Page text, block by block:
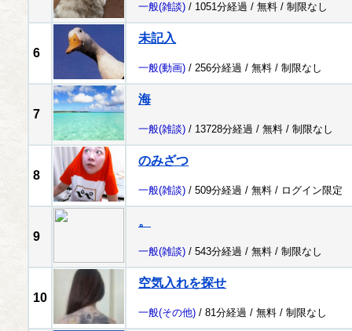
一般(雑談) / 1051分経過 / 無料 / 制限なし
6
未記入
一般(動画) / 256分経過 / 無料 / 制限なし
7
海
一般(雑談) / 13728分経過 / 無料 / 制限なし
8
のみざつ
一般(雑談) / 509分経過 / 無料 / ログイン限定
9
。
一般(雑談) / 543分経過 / 無料 / 制限なし
10
空気入れを探せ
一般(その他) / 81分経過 / 無料 / 制限なし